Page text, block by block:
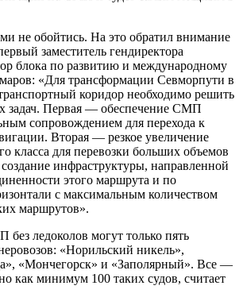
не обойтись. На это обратил внимание
заместитель гендиректора
блока по развитию и международному
«Для трансформации Севморпути в
коридор необходимо решить
задач. Первая — обеспечение СМП
сопровождением для перехода к
Вторая — резкое увеличение
класса для перевозки больших объемов
инфраструктуры, направленной
этого маршрута и по
с максимальным количеством
маршрутов».
ледоколов могут только пять
«Норильский никель»,
«Мончегорск» и «Заполярный». Все —
как минимум 100 таких судов, считает